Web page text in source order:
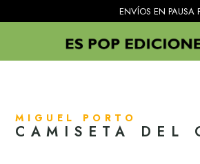
ENVÍOS EN PAUSA
MIGUEL PORTO
CAMISETA DEL